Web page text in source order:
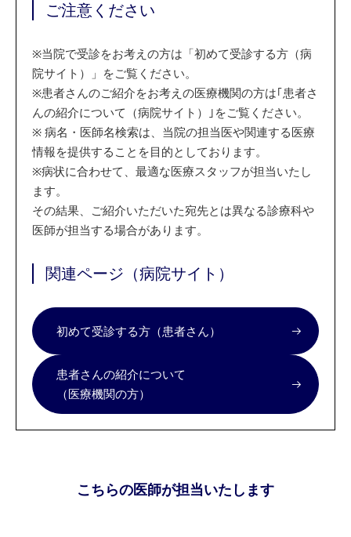
ご注意ください
※当院で受診をお考えの方は「初めて受診する方（病
院サイト）」をご覧ください。
※患者さんのご紹介をお考えの医療機関の方は｢患者さ
んの紹介について（病院サイト）｣をご覧ください。
※ 病名・医師名検索は、当院の担当医や関連する医療
情報を提供することを目的としております。
※病状に合わせて、最適な医療スタッフが担当いたし
ます。
その結果、ご紹介いただいた宛先とは異なる診療科や
医師が担当する場合があります。
関連ページ（病院サイト）
初めて受診する方（患者さん）
患者さんの紹介について
（医療機関の方）
こちらの医師が担当いたします